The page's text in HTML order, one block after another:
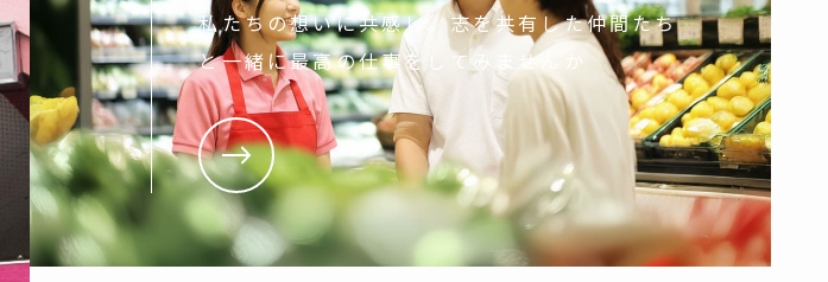
私たちの想いに共感し。志を共有した仲間たち
と一緒に最高の仕事をしてみませんか